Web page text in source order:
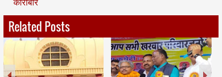
Related Posts